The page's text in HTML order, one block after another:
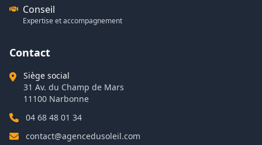
Conseil
Expertise et accompagnement
Contact
Siège social
31 Av. du Champ de Mars
11100 Narbonne
04 68 48 01 34
contact@agencedusoleil.com